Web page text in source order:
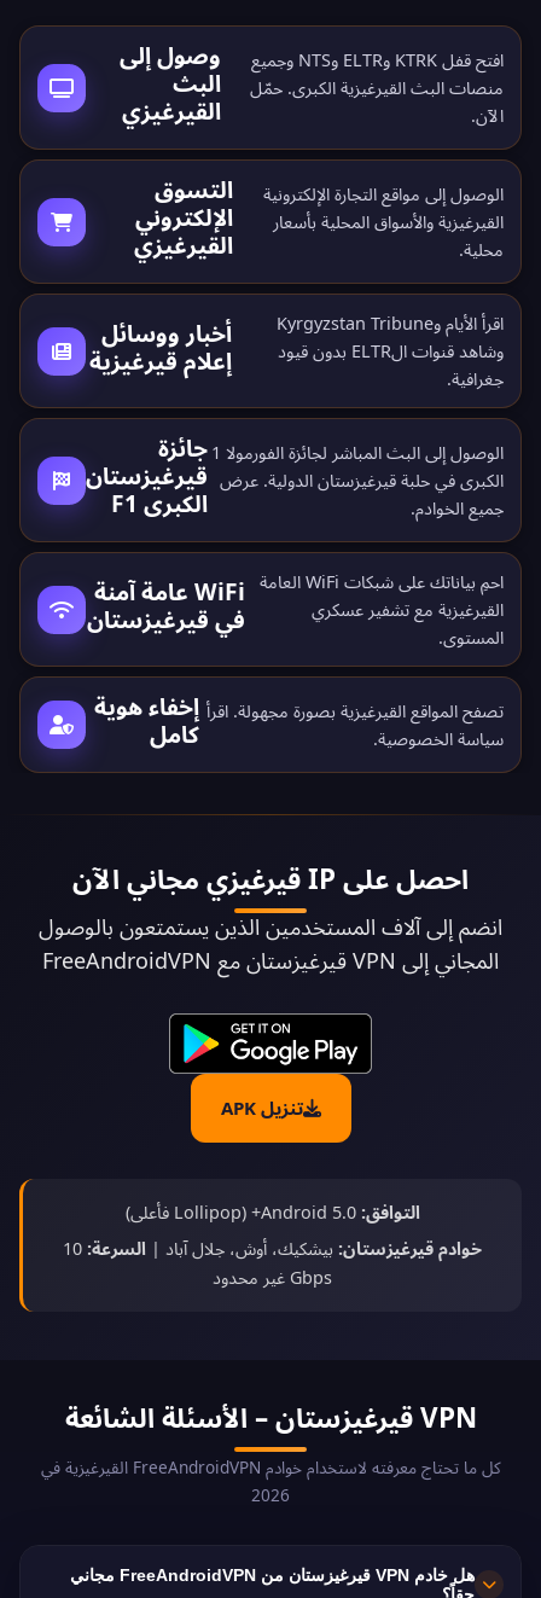
وصول إلى
البث
القيرغيزي
افتح قفل KTRK وELTR وNTS وجميع
منصات البث القيرغيزية الكبرى. حمّل
الآن.
التسوق
الإلكتروني
القيرغيزي
الوصول إلى مواقع التجارة الإلكترونية
القيرغيزية والأسواق المحلية بأسعار
محلية.
أخبار ووسائل
إعلام قيرغيزية
اقرأ الأيام وKyrgyzstan Tribune
وشاهد قنوات الELTR بدون قيود
جغرافية.
جائزة
قيرغيزستان
الكبرى F1
الوصول إلى البث المباشر لجائزة الفورمولا 1
الكبرى في حلبة قيرغيزستان الدولية. عرض
جميع الخوادم.
WiFi عامة آمنة
في قيرغيزستان
احمِ بياناتك على شبكات WiFi العامة
القيرغيزية مع تشفير عسكري
المستوى.
إخفاء هوية
كامل
تصفح المواقع القيرغيزية بصورة مجهولة. اقرأ
سياسة الخصوصية.
احصل على IP قيرغيزي مجاني الآن
انضم إلى آلاف المستخدمين الذين يستمتعون بالوصول
المجاني إلى VPN قيرغيزستان مع FreeAndroidVPN
تنزيل APK
التوافق: Android 5.0+ (Lollipop فأعلى)
خوادم قيرغيزستان: بيشكيك، أوش، جلال آباد | السرعة: 10
Gbps غير محدود
VPN قيرغيزستان – الأسئلة الشائعة
كل ما تحتاج معرفته لاستخدام خوادم FreeAndroidVPN القيرغيزية في
2026
هل خادم VPN قيرغيزستان من FreeAndroidVPN مجاني